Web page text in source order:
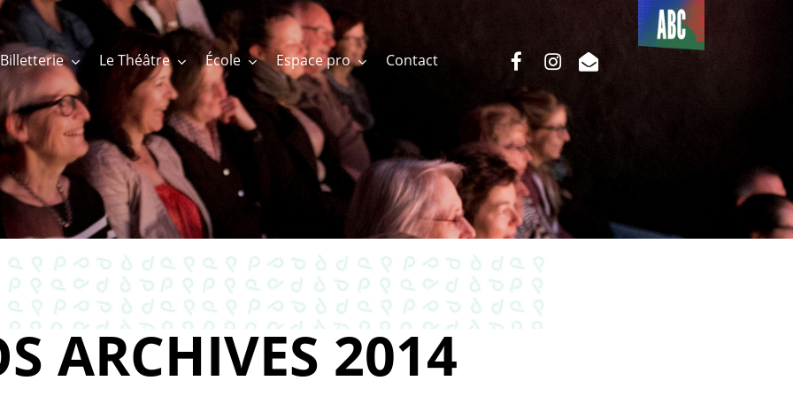
Billetterie Le Théâtre École Espace pro Contact
Du côté
de l’ABC
facebookinstagram
email
ARCHIVES 2014